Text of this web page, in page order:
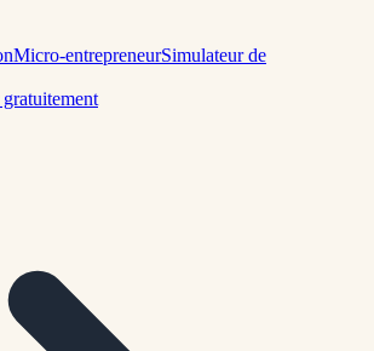
Micro-entrepreneurSimulateur de